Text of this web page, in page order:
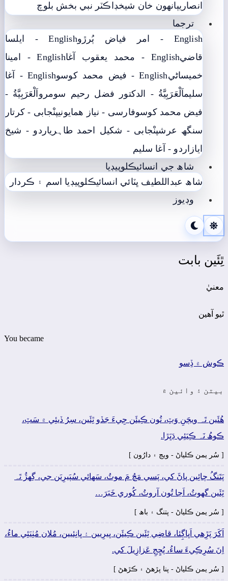
انصاريٻانهون خان شيخڊاڪٽر نبي بخش بلوچ
ترجما
English - امر فياض ٻُرڙو
English - ايلسا
قاضيEnglish - محمد يعقوب آغا
English - امينا
خميساڻيEnglish - فيض محمد کوسو
English - آغا
سليماَلْعَرَبِيَّةُ - الدکتور فضل رحیم سومرو اَلْعَرَبِيَّةُ -
فيض محمد کوسوفارسی - نياز ھمايونيپنْجابی - کرتار
سنگھ عرشپنْجابی - شکیل احمد طاہریاردو - شيخ
اياز اردو - آغا سليم
شاھ جي انسائيڪلوپيڊيا
شاھ عبداللطيف ڀٽائي انسائيڪلوپيڊيا اسم ۽ ڪردار
وڊيوز
ٿِئَين بابت
معنيٰ
ٿيو آھين
You became
ڪوش ۾ ڏِسو
بيتن ۽ وائين ۾
ھُئَين تَہ ويڄَنِ وَٽِ، تُون ڪِيئَن جِيءَ جَڏو ٿِئَين، سِرُ ڏيئِي ۾ سَٽِ،
ڪوھُ نَہ ڪِيَئِي ڊَڀَڙا.
[ سُر يمن ڪلياڻ - ويڄ ۽ دارُون ]
پَتَنگُ چائِين پاڻَ کي، پَسي مَچُ مَ موٽُ، سَھائي سُپَيرِيَن جي، گِهڙُ تَہ
ٿِئَين گهوٽُ، اَڃا تُون آروٽُ، کُوري خَبَرَ…
[ سُر يمن ڪلياڻ - پتنگ ۽ باھ ]
اَکَرَ پَڙِهي اَڀاڳِئا، قاضِي ٿِئَين ڪِيئَن، ڀيرِيين ۽ ڀانِئيين، مُلان مُٺِيَئِي ماءُ،
اِنَ سُرِڪِيءَ ساءُ، پُڇِجِ عَزازِيلَ کي.
[ سُر يمن ڪلياڻ - پنا پڙهڻ ۽ ڪڙهڻ ]